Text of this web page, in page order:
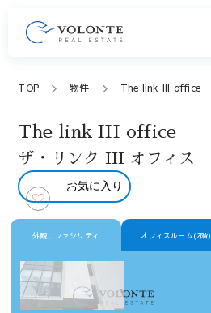
TOP 物件 The link III office
The link III office
ザ・リンク III オフィス
お気に入り
外観、ファシリティ オフィスルーム(2階)